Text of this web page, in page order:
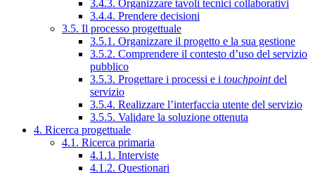
3.4.3. Organizzare tavoli tecnici collaborativi
3.4.4. Prendere decisioni
3.5. Il processo progettuale
3.5.1. Organizzare il progetto e la sua gestione
3.5.2. Comprendere il contesto d’uso del servizio
pubblico
3.5.3. Progettare i processi e i touchpointdel
servizio
3.5.4. Realizzare l’interfaccia utente del servizio
3.5.5. Validare la soluzione ottenuta
4. Ricerca progettuale
4.1. Ricerca primaria
4.1.1. Interviste
4.1.2. Questionari